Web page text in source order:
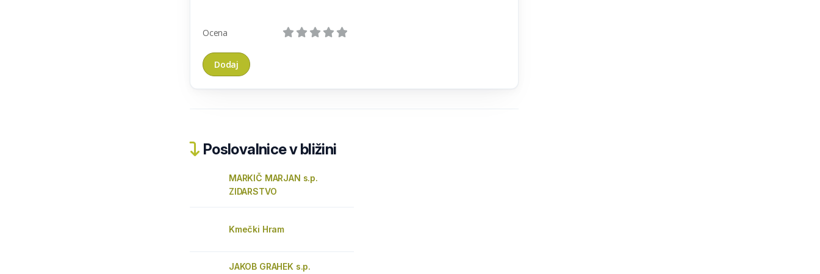
Ocena
Poslovalnice v bližini
MARKIČ MARJAN s.p.
ZIDARSTVO
Kmečki Hram
JAKOB GRAHEK s.p.